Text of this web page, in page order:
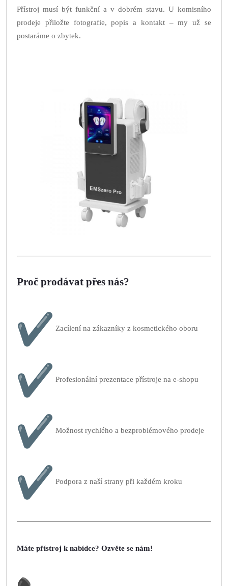
Přístroj musí být funkční a v dobrém stavu. U komisního
prodeje přiložte fotografie, popis a kontakt – my už se
postaráme o zbytek.
Proč prodávat přes nás?
Zacílení na zákazníky z kosmetického oboru
Profesionální prezentace přístroje na e-shopu
Možnost rychlého a bezproblémového prodeje
Podpora z naší strany při každém kroku
Máte přístroj k nabídce? Ozvěte se nám!